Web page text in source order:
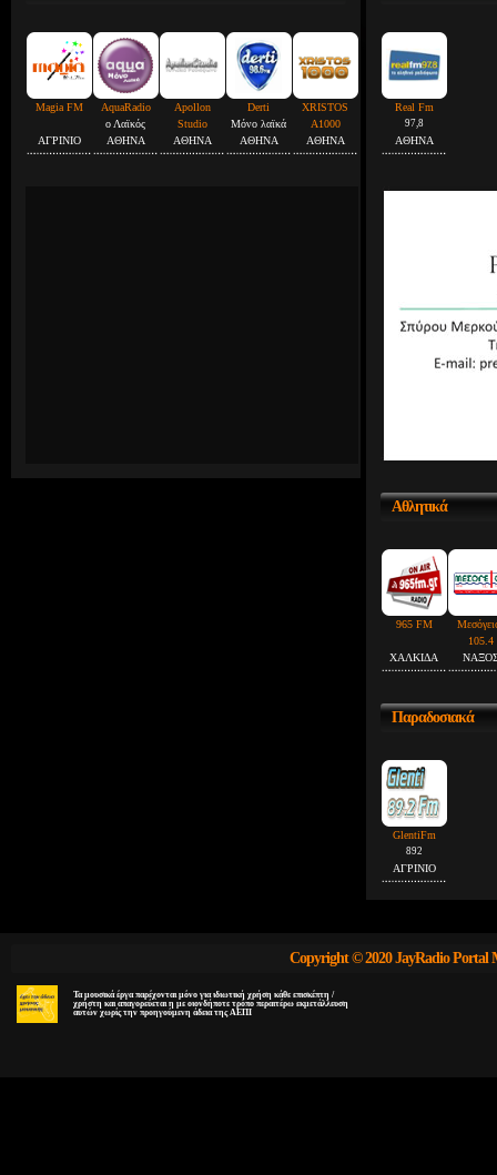
Magia FM
ΑΓΡΙΝΙΟ
AquaRadio
ο Λαϊκός
ΑΘΗΝΑ
Apollon
Studio
ΑΘΗΝΑ
Derti
Μόνο λαϊκά
ΑΘΗΝΑ
XRISTOS
A1000
ΑΘΗΝΑ
Real Fm
97,8
ΑΘΗΝΑ
Αθλητικά
965 FM
ΧΑΛΚΙΔΑ
105.4
Παραδοσιακά
GlentiFm
892
ΑΓΡΙΝΙΟ
Copyright © 2020 JayRadio Portal
Τα μουσικά έργα παρέχονται μόνο για ιδιωτική χρήση κάθε επισκέπτη /
χρήστη και απαγορεύεται η με οιονδήποτε τρόπο περαιτέρω εκμετάλλευση
αυτών χωρίς την προηγούμενη άδεια της ΑΕΠΙ